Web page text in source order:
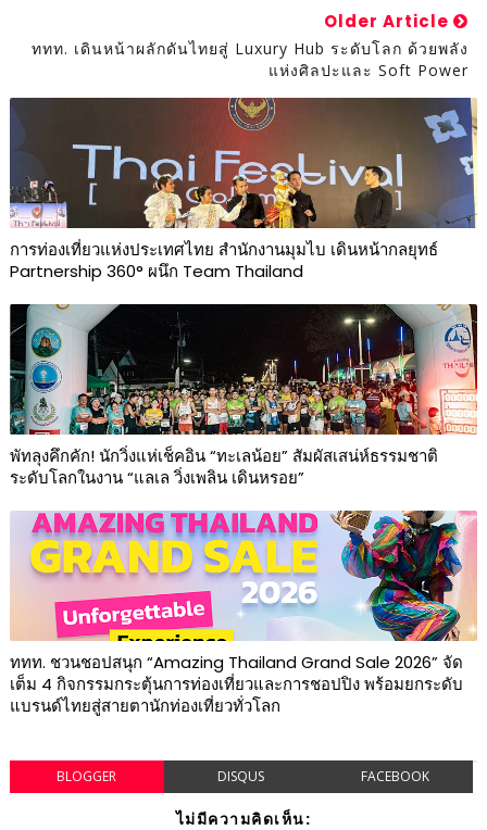
Older Article
ททท. เดินหน้าผลักดันไทยสู่ Luxury Hub ระดับโลก ด้วยพลัง
แห่งศิลปะและ Soft Power
การท่องเที่ยวแห่งประเทศไทย สำนักงานมุมไบ เดินหน้ากลยุทธ์
Partnership 360° ผนึก Team Thailand
พัทลุงคึกคัก! นักวิ่งแห่เช็คอิน “ทะเลน้อย” สัมผัสเสน่ห์ธรรมชาติ
ระดับโลกในงาน “แลเล วิ่งเพลิน เดินหรอย”
ททท. ชวนชอปสนุก “Amazing Thailand Grand Sale 2026” จัด
เต็ม 4 กิจกรรมกระตุ้นการท่องเที่ยวและการชอปปิง พร้อมยกระดับ
แบรนด์ไทยสู่สายตานักท่องเที่ยวทั่วโลก
BLOGGER DISQUS FACEBOOK
ไม่มีความคิดเห็น: